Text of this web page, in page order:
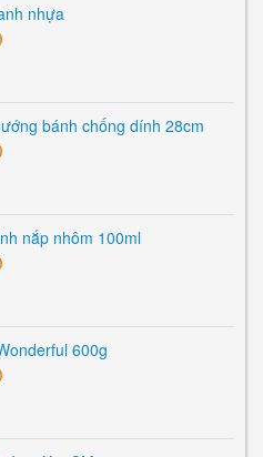
nhựa
bánh chống dính 28cm
nắp nhôm 100ml
600g